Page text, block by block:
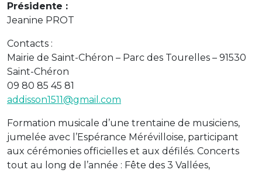
Présidente :
Jeanine PROT
Contacts :
Mairie de Saint-Chéron – Parc des Tourelles – 91530
Saint-Chéron
09 80 85 45 81
addisson1511@gmail.com
Formation musicale d’une trentaine de musiciens,
jumelée avec l’Espérance Mérévilloise, participant
aux cérémonies officielles et aux défilés. Concerts
tout au long de l’année : Fête des 3 Vallées,